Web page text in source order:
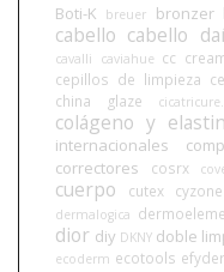
Boti-K
breuer bronzer
cabello cabello
cavalli caviahue cc
cepillos de limpieza
china glaze cicatricure.
colágeno y
internacionales
correctores
cosrx
cuerpo cutex cyzone
dermalogica
dior diy DKNY doble
ecoderm ecotools